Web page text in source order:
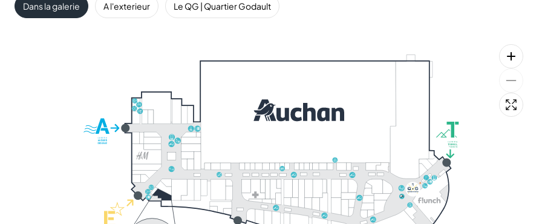
Dans la galerie A l'exterieur Le QG | Quartier Godault